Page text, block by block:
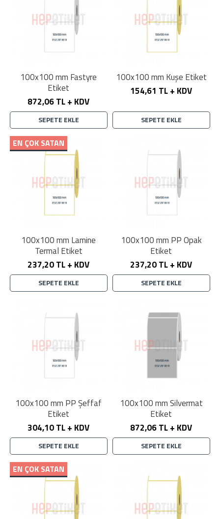
100x100 mm Fastyre
Etiket
872,06 TL + KDV
SEPETE EKLE
100x100 mm Kuşe Etiket
154,61 TL + KDV
SEPETE EKLE
EN ÇOK SATAN
100x100 mm Lamine
Termal Etiket
237,20 TL + KDV
SEPETE EKLE
100x100 mm PP Opak
Etiket
237,20 TL + KDV
SEPETE EKLE
100x100 mm PP Şeffaf
Etiket
304,10 TL + KDV
SEPETE EKLE
100x100 mm Silvermat
Etiket
872,06 TL + KDV
SEPETE EKLE
EN ÇOK SATAN